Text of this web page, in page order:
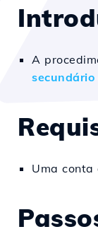
A
secundário
Uma conta